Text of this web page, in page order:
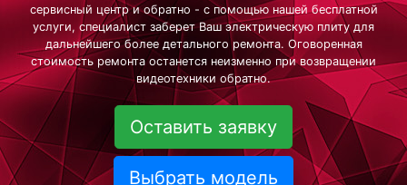
сервисный центр и обратно - с помощью нашей бесплатной
услуги, специалист заберет Ваш электрическую плиту для
дальнейшего более детального ремонта. Оговоренная
стоимость ремонта останется неизменно при возвращении
видеотехники обратно.
Оставить заявку
Выбрать модель